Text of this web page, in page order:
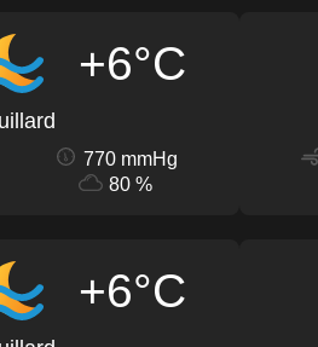
+6°C
770 mmHg
80 %
+6°C